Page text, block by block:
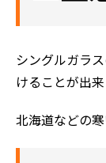
シングルガラ
けることが出来
北海道などの